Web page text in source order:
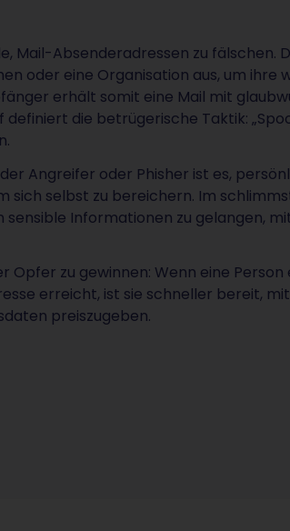
Mail-Absenderadressen zu fälschen.
oder eine Organisation aus, um ihre
erhält somit eine Mail mit
die betrügerische Taktik:
Angreifer oder Phisher ist es,
selbst zu bereichern. Im
Informationen zu gelangen,
zu gewinnen: Wenn eine Person
erreicht, ist sie schneller bereit,
preiszugeben.